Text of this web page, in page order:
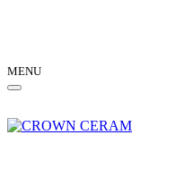
MENU